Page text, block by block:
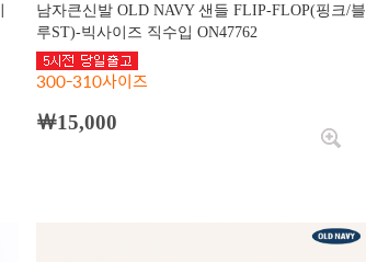
남자큰신발 OLD NAVY 샌들 FLIP-FLOP(핑크/블
루ST)-빅사이즈 직수입 ON47762
300-310사이즈
￦15,000